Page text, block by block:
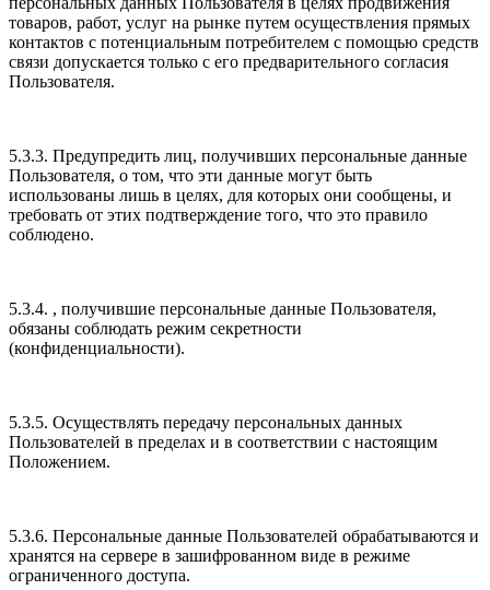
товаров, работ, услуг на рынке путем осуществления прямых
контактов с потенциальным потребителем с помощью средств
связи допускается только с его предварительного согласия
Пользователя.
5.3.3. Предупредить лиц, получивших персональные данные
Пользователя, о том, что эти данные могут быть
использованы лишь в целях, для которых они сообщены, и
требовать от этих подтверждение того, что это правило
соблюдено.
5.3.4. , получившие персональные данные Пользователя,
обязаны соблюдать режим секретности
(конфиденциальности).
5.3.5. Осуществлять передачу персональных данных
Пользователей в пределах и в соответствии с настоящим
Положением.
5.3.6. Персональные данные Пользователей обрабатываются и
хранятся на сервере в зашифрованном виде в режиме
ограниченного доступа.